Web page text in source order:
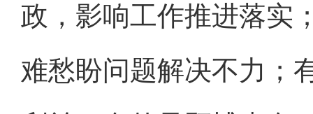
政，影响工作推进落实
难愁盼问题解决不力；